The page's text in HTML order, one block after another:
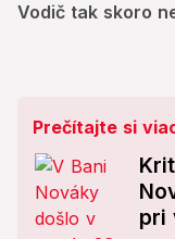
Vodič tak skoro
Prečítajte si
pri